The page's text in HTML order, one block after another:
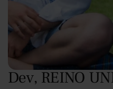
Dev, REINO